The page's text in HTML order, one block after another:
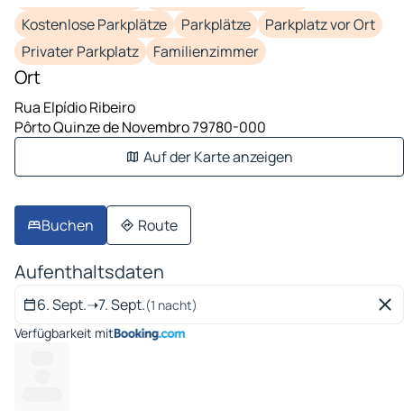
Kostenlose Parkplätze
Parkplätze
Parkplatz vor Ort
Privater Parkplatz
Familienzimmer
Ort
Rua Elpídio Ribeiro
Pôrto Quinze de Novembro 79780-000
Auf der Karte anzeigen
Buchen Route
Aufenthaltsdaten
6. Sept.➝7. Sept.(1 nacht)
Verfügbarkeit mit